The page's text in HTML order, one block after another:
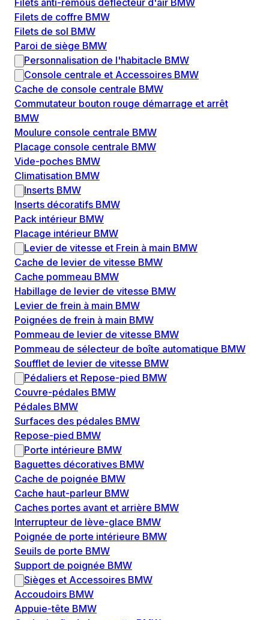
Filets anti-remous déflecteur d'air BMW
Filets de coffre BMW
Filets de sol BMW
Paroi de siège BMW
Personnalisation de l'habitacle BMW
Console centrale et Accessoires BMW
Cache de console centrale BMW
Commutateur bouton rouge démarrage et arrêt
BMW
Moulure console centrale BMW
Placage console centrale BMW
Vide-poches BMW
Climatisation BMW
Inserts BMW
Inserts décoratifs BMW
Pack intérieur BMW
Placage intérieur BMW
Levier de vitesse et Frein à main BMW
Cache de levier de vitesse BMW
Cache pommeau BMW
Habillage de levier de vitesse BMW
Levier de frein à main BMW
Poignées de frein à main BMW
Pommeau de levier de vitesse BMW
Pommeau de sélecteur de boîte automatique BMW
Soufflet de levier de vitesse BMW
Pédaliers et Repose-pied BMW
Couvre-pédales BMW
Pédales BMW
Surfaces des pédales BMW
Repose-pied BMW
Porte intérieure BMW
Baguettes décoratives BMW
Cache de poignée BMW
Cache haut-parleur BMW
Caches portes avant et arrière BMW
Interrupteur de lève-glace BMW
Poignée de porte intérieure BMW
Seuils de porte BMW
Support de poignée BMW
Sièges et Accessoires BMW
Accoudoirs BMW
Appuie-tête BMW